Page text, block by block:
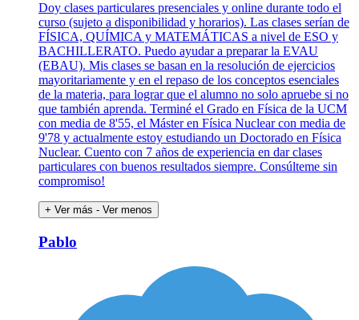
Doy clases particulares presenciales y online durante todo el
curso (sujeto a disponibilidad y horarios). Las clases serían de
FÍSICA, QUÍMICA y MATEMÁTICAS a nivel de ESO y
BACHILLERATO. Puedo ayudar a preparar la EVAU
(EBAU). Mis clases se basan en la resolución de ejercicios
mayoritariamente y en el repaso de los conceptos esenciales
de la materia, para lograr que el alumno no solo apruebe si no
que también aprenda. Terminé el Grado en Física de la UCM
con media de 8'55, el Máster en Física Nuclear con media de
9'78 y actualmente estoy estudiando un Doctorado en Física
Nuclear. Cuento con 7 años de experiencia en dar clases
particulares con buenos resultados siempre. Consúlteme sin
compromiso!
+ Ver más - Ver menos
Pablo